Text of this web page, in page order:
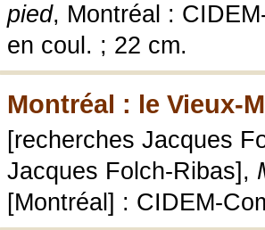
pied, Montréal :
en coul. ; 22 cm.
Montréal : le Vieux-
[recherches Jacques
Jacques Folch-Ribas],
[Montréal] : CIDEM-